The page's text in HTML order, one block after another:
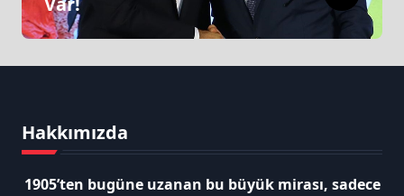
Hakkımızda
1905’ten bugüne uzanan bu büyük mirası, sadece